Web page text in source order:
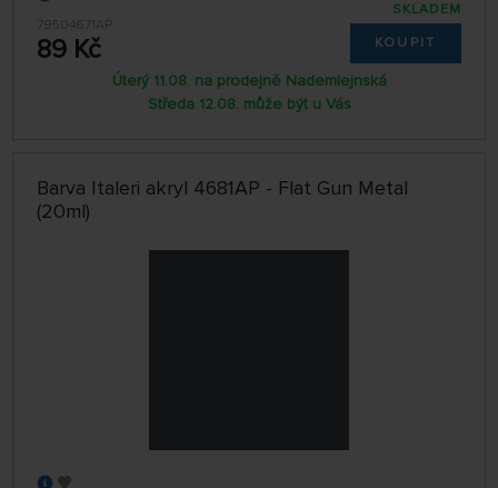
79504671AP
89 Kč
SKLADEM
KOUPIT
Úterý 11.08. na prodejně Nademlejnská
Středa 12.08. může být u Vás
Barva Italeri akryl 4681AP - Flat Gun Metal
(20ml)